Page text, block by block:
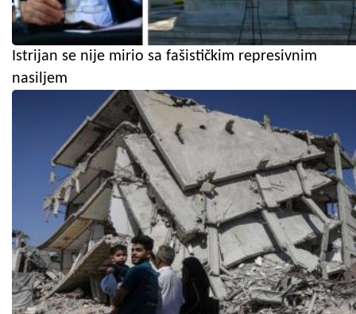
Istrijan se nije mirio sa fašističkim represivnim
nasiljem